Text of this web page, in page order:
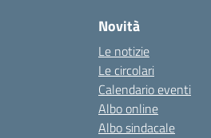
Novità
Le notizie
Le circolari
Calendario eventi
Albo online
Albo sindacale